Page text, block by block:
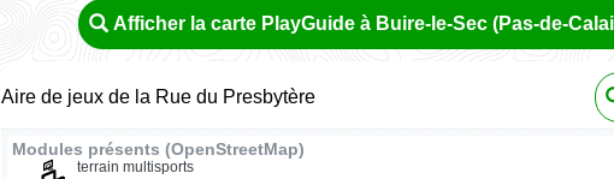
Afficher la carte PlayGuide à Buire-le-Sec (Pas-de-
Aire de jeux de la Rue du Presbytère
Modules présents (OpenStreetMap)
terrain multisports